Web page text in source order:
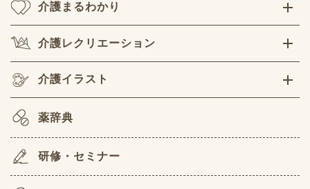
介護まるわかり
介護レクリエーション
介護イラスト
薬辞典
研修・セミナー